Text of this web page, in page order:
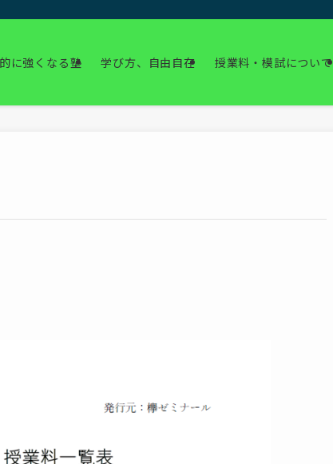
に強くなる塾 学び方、自由自在 授業料・模試について